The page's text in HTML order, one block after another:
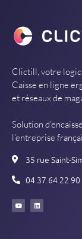
Clictill, votre
Caisse en ligne
et réseaux de
Solution
l’entreprise
35 rue Saint-
04 37 64 22 90